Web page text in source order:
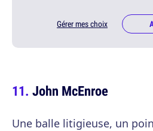
Gérer mes choix
John McEnroe
Une balle litigieuse, un